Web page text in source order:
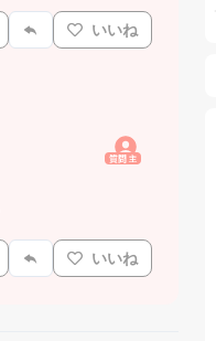
いいね
質問主
いいね